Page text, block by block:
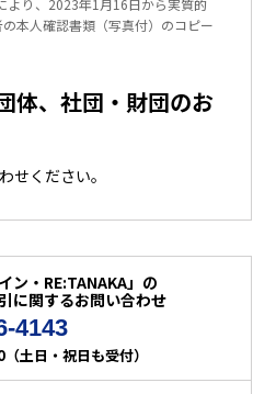
より、2023年1月16日から実質的
本人確認書類（写真付）のコピー
体、社団・財団のお
せください。
ン・RE:TANAKA」の
に関するお問い合わせ
4143
土日・祝日も受付）